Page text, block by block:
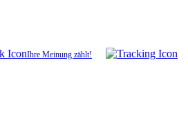
Ihre Meinung zählt!